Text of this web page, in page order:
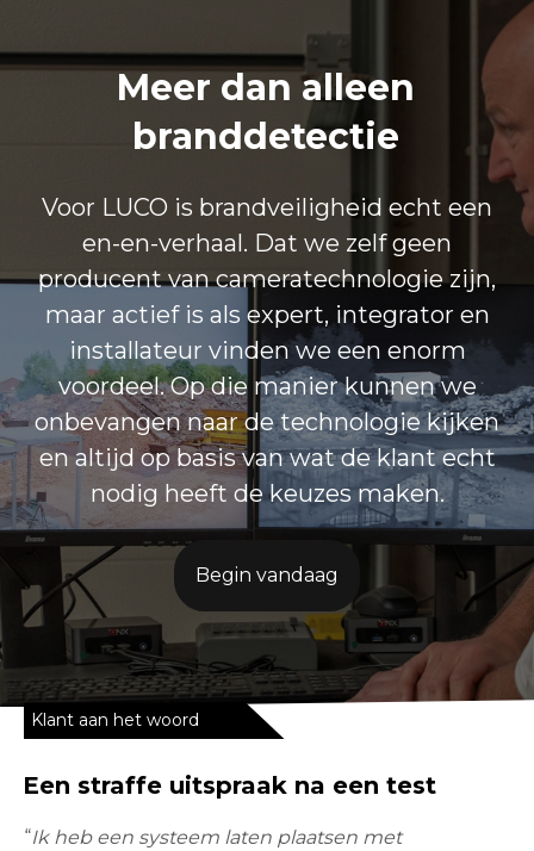
Meer dan alleen
branddetectie
Voor LUCO is brandveiligheid echt een
en-en-verhaal. Dat we zelf geen
producent van cameratechnologie zijn,
maar actief is als expert, integrator en
installateur vinden we een enorm
voordeel. Op die manier kunnen we
onbevangen naar de technologie kijken
en altijd op basis van wat de klant echt
nodig heeft de keuzes maken.
Begin vandaag
Klant aan het woord
Een straffe uitspraak na een test
“Ik heb een systeem laten plaatsen met